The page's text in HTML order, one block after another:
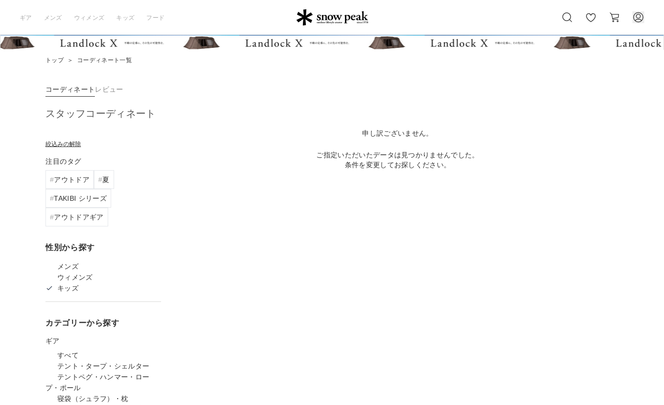
ギア メンズ ウィメンズ キッズ フード
気
に
ー
ト
トップ ＞ コーディネート一覧
コーディネート レビュー
スタッフコーディネート
絞込みの解除
注目のタグ
アウトドア 夏
TAKIBI シリーズ
アウトドアギア
性別から探す
メンズ
ウィメンズ
キッズ
カテゴリーから探す
ギア
すべて
テント・タープ・シェルター
テントペグ・ハンマー・ロー
プ・ポール
寝袋（シュラフ）・枕
申し訳ございません。
ご指定いただいたデータは見つかりませんでした。
条件を変更してお探しください。